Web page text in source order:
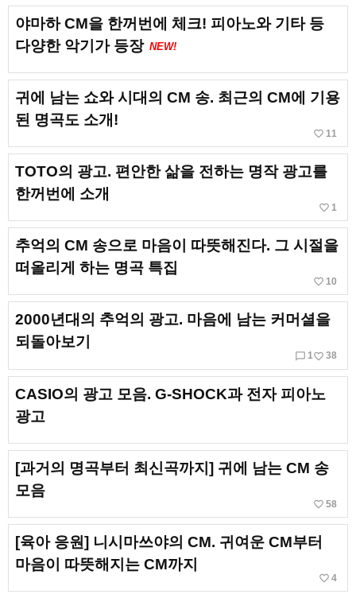
야마하 CM을 한꺼번에 체크! 피아노와 기타 등
다양한 악기가 등장 NEW!
귀에 남는 쇼와 시대의 CM 송. 최근의 CM에 기용
된 명곡도 소개!
favorite_border 11
TOTO의 광고. 편안한 삶을 전하는 명작 광고를
한꺼번에 소개
favorite_border 1
추억의 CM 송으로 마음이 따뜻해진다. 그 시절을
떠올리게 하는 명곡 특집
favorite_border 10
2000년대의 추억의 광고. 마음에 남는 커머셜을
되돌아보기
chat_bubble_outline 1 favorite_border 38
CASIO의 광고 모음. G-SHOCK과 전자 피아노
광고
[과거의 명곡부터 최신곡까지] 귀에 남는 CM 송
모음
favorite_border 58
[육아 응원] 니시마쓰야의 CM. 귀여운 CM부터
마음이 따뜻해지는 CM까지
favorite_border 4